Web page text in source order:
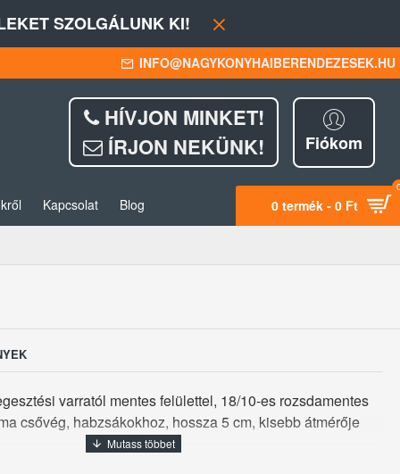
SZOLGÁLUNK KI!
INFO@NAGYKONYHAIBERENDEZESEK.HU
HÍVJON MINKET!
ÍRJON NEKÜNK!
Fiókom
Kapcsolat Blog 0 termék - 0 Ft
varratól mentes felülettel, 18/10-es rozsdamentes
csővég, habzsákokhoz, hossza 5 cm, kisebb átmérője